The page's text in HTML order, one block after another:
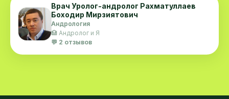
Врач Уролог-андролог Рахматуллаев
Боходир Мирзиятович
Андрология
🏥 Андролог и Я
💬 2 отзывов